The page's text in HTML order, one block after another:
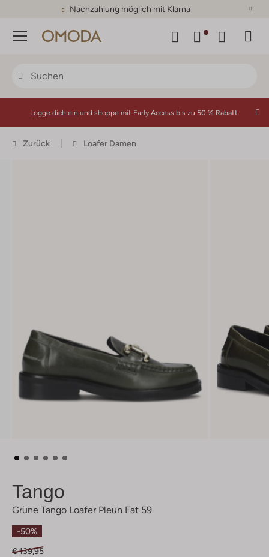
Nachzahlung möglich mit Klarna
Menü
Logge dich ein und shoppe mit Early Access bis zu 50 % Rabatt.
Zurück Loafer Damen
Tango
Grüne Tango Loafer Pleun Fat 59
-50%
€ 139,95